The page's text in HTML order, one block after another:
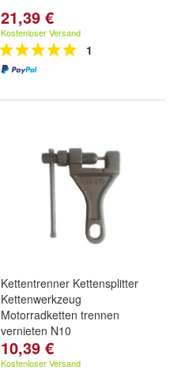
21,39 €
Kostenloser Versand
1
Kettentrenner Kettensplitter
Kettenwerkzeug
Motorradketten trennen
vernieten N10
10,39 €
Kostenloser Versand